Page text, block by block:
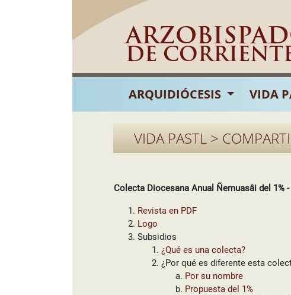
DE
ARQUIDIÓCESIS VIDA
VIDA PASTL >
Colecta Diocesana Anual Ñemuasâi del 1%
Revista en PDF
Logo
Subsidios
¿Qué es una colecta?
¿Por qué es diferente esta
Por su nombre
Propuesta del 1%